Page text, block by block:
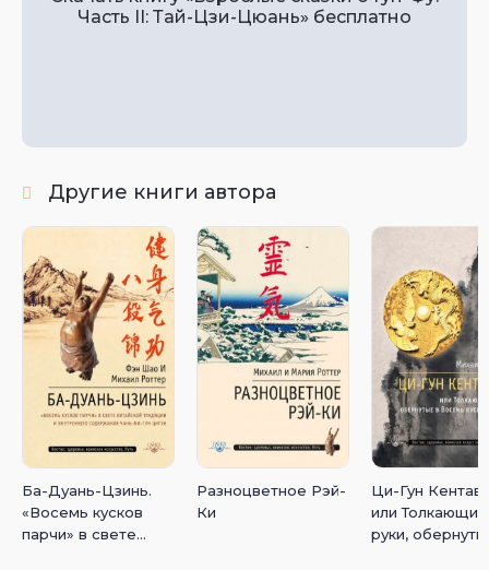
Часть II: Тай-Цзи-Цюань» бесплатно
Другие книги автора
Ба-Дуань-Цзинь.
«Восемь кусков
парчи» в свете
Разноцветное Рэй-
Ки
Ци-Гун
или Толкающие
руки,